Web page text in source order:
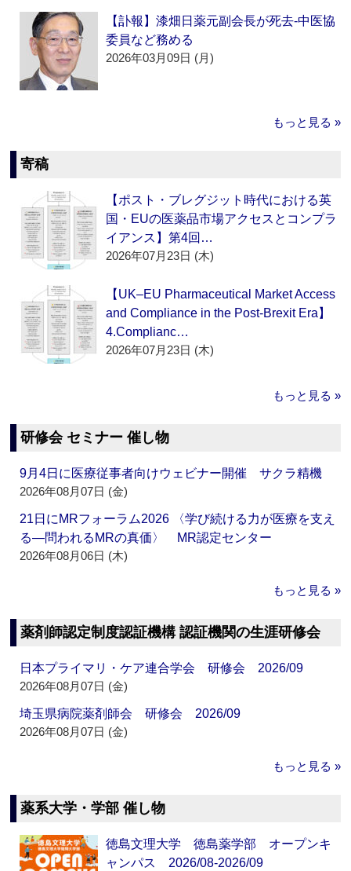
【訃報】漆畑日薬元副会長が死去‐中医協
委員など務める
2026年03月09日 (月)
もっと見る »
寄稿
【ポスト・ブレグジット時代における英
国・EUの医薬品市場アクセスとコンプラ
イアンス】第4回…
2026年07月23日 (木)
【UK–EU Pharmaceutical Market Access
and Compliance in the Post-Brexit Era】
4.Complianc…
2026年07月23日 (木)
もっと見る »
研修会 セミナー 催し物
9月4日に医療従事者向けウェビナー開催 サクラ精機
2026年08月07日 (金)
21日にMRフォーラム2026 〈学び続ける力が医療を支え
る―問われるMRの真価〉 MR認定センター
2026年08月06日 (木)
もっと見る »
薬剤師認定制度認証機構 認証機関の生涯研修会
日本プライマリ・ケア連合学会 研修会 2026/09
2026年08月07日 (金)
埼玉県病院薬剤師会 研修会 2026/09
2026年08月07日 (金)
もっと見る »
薬系大学・学部 催し物
徳島文理大学 徳島薬学部 オープンキ
ャンパス 2026/08-2026/09